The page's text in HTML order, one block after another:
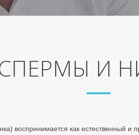
И
воспринимается как естественный и